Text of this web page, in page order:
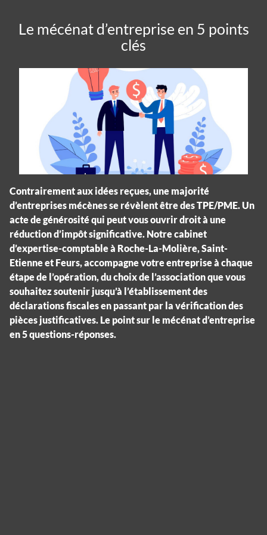
Le mécénat d’entreprise en 5 points
clés
Contrairement aux idées reçues, une majorité
d’entreprises mécènes se révèlent être des TPE/PME. Un
acte de générosité qui peut vous ouvrir droit à une
réduction d’impôt significative. Notre cabinet
d’expertise-comptable à Roche-La-Molière, Saint-
Etienne et Feurs, accompagne votre entreprise à chaque
étape de l’opération, du choix de l’association que vous
souhaitez soutenir jusqu’à l’établissement des
déclarations fiscales en passant par la vérification des
pièces justificatives. Le point sur le mécénat d’entreprise
en 5 questions-réponses.